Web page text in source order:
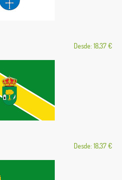
Desde: 18,37 €
Desde: 18,37 €